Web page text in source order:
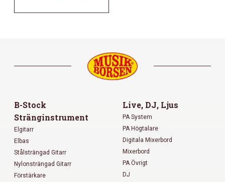
B-Stock
Stränginstrument
Elgitarr
Elbas
Stålsträngad Gitarr
Nylonsträngad Gitarr
Förstärkare
Live, DJ, Ljus
PA System
PA Högtalare
Digitala Mixerbord
Mixerbord
PA Övrigt
DJ